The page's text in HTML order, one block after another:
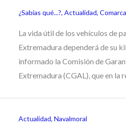
¿Sabías qué...?, Actualidad,
La vida útil de los vehículos de
Extremadura dependerá de su
informado la Comisión de
Extremadura (CGAL), que en la
Actualidad, Navalmoral